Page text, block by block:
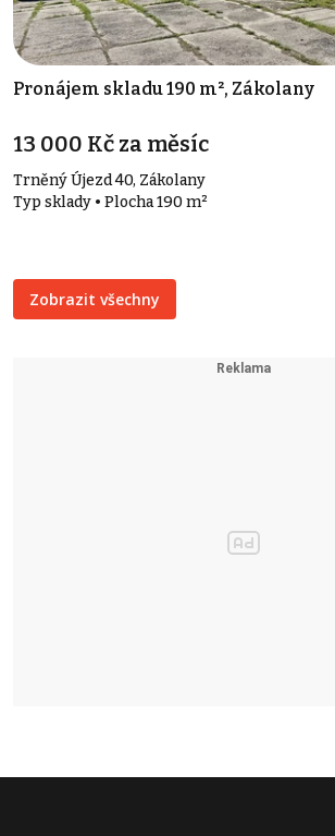
Pronájem skladu 190 m², Zákolany
13 000 Kč za měsíc
Trněný Újezd 40, Zákolany
Typ sklady • Plocha 190 m²
Zobrazit všechny